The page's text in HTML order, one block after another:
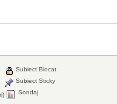
Subiect Blocat
Subiect Sticky
Sondaj